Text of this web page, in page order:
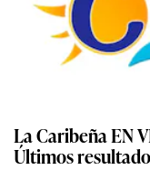
La Caribeña EN
Últimos